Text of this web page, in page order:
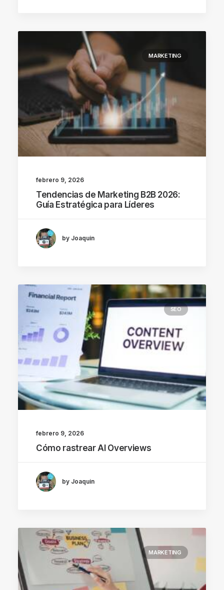
MARKETING
febrero 9, 2026
Tendencias de Marketing B2B 2026:
Guía Estratégica para Líderes
by Joaquin
SEO
febrero 9, 2026
Cómo rastrear AI Overviews
by Joaquin
MARKETING